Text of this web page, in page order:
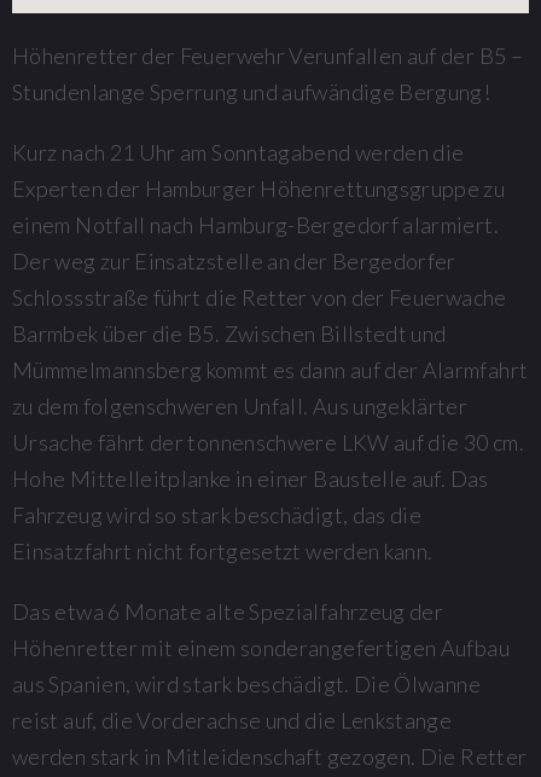
Höhenretter der Feuerwehr Verunfallen auf der B5 –
Stundenlange Sperrung und aufwändige Bergung!
Kurz nach 21 Uhr am Sonntagabend werden die
Experten der Hamburger Höhenrettungsgruppe zu
einem Notfall nach Hamburg-Bergedorf alarmiert.
Der weg zur Einsatzstelle an der Bergedorfer
Schlossstraße führt die Retter von der Feuerwache
Barmbek über die B5. Zwischen Billstedt und
Mümmelmannsberg kommt es dann auf der Alarmfahrt
zu dem folgenschweren Unfall. Aus ungeklärter
Ursache fährt der tonnenschwere LKW auf die 30 cm.
Hohe Mittelleitplanke in einer Baustelle auf. Das
Fahrzeug wird so stark beschädigt, das die
Einsatzfahrt nicht fortgesetzt werden kann.
Das etwa 6 Monate alte Spezialfahrzeug der
Höhenretter mit einem sonderangefertigen Aufbau
aus Spanien, wird stark beschädigt. Die Ölwanne
reist auf, die Vorderachse und die Lenkstange
werden stark in Mitleidenschaft gezogen. Die Retter